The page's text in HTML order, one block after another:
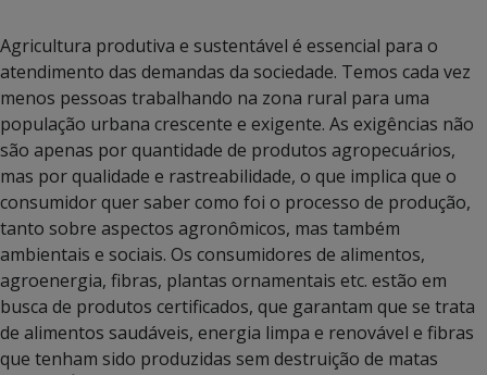
Agricultura produtiva e sustentável é essencial para o
atendimento das demandas da sociedade. Temos cada vez
menos pessoas trabalhando na zona rural para uma
população urbana crescente e exigente. As exigências não
são apenas por quantidade de produtos agropecuários,
mas por qualidade e rastreabilidade, o que implica que o
consumidor quer saber como foi o processo de produção,
tanto sobre aspectos agronômicos, mas também
ambientais e sociais. Os consumidores de alimentos,
agroenergia, fibras, plantas ornamentais etc. estão em
busca de produtos certificados, que garantam que se trata
de alimentos saudáveis, energia limpa e renovável e fibras
que tenham sido produzidas sem destruição de matas